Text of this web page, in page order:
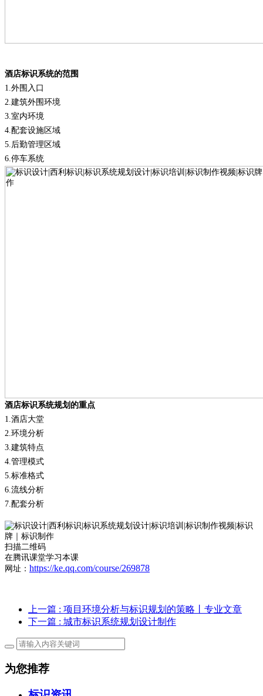
酒店标识系统的范围
1. 外围入口
2. 建筑外围环境
3. 室内环境
4. 配套设施区域
5. 后勤管理区域
6. 停车系统
酒店标识系统规划的重点
1. 酒店大堂
2. 环境分析
3. 建筑特点
4. 管理模式
5. 标准格式
6. 流线分析
7. 配套分析
扫描二维码
在腾讯课堂学习本课
网址： https://ke.qq.com/course/269878
上一篇 : 项目环境分析与标识规划的策略丨专业文章
下一篇 : 城市标识系统规划设计制作
为您推荐